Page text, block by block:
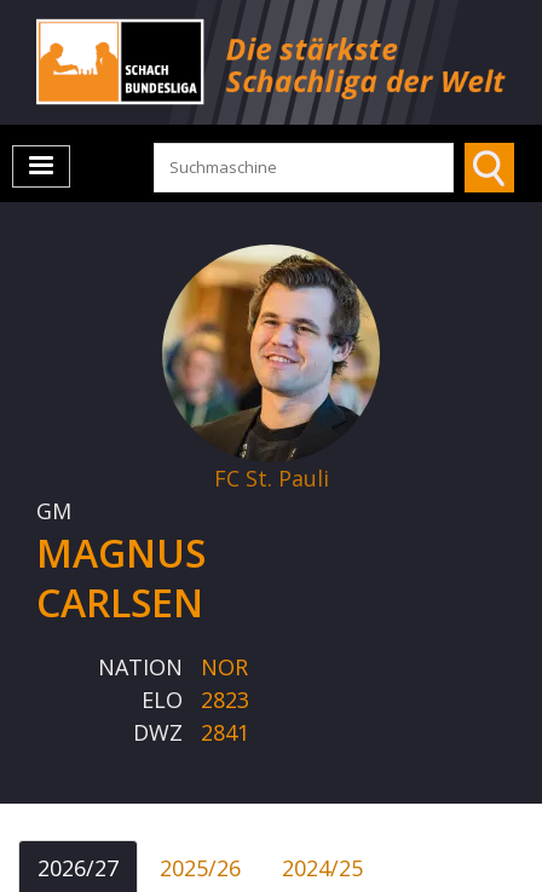
FC St. Pauli
GM
MAGNUS
CARLSEN
NATION
NOR
ELO
2823
DWZ
2841
2026/27 2025/26
2024/25